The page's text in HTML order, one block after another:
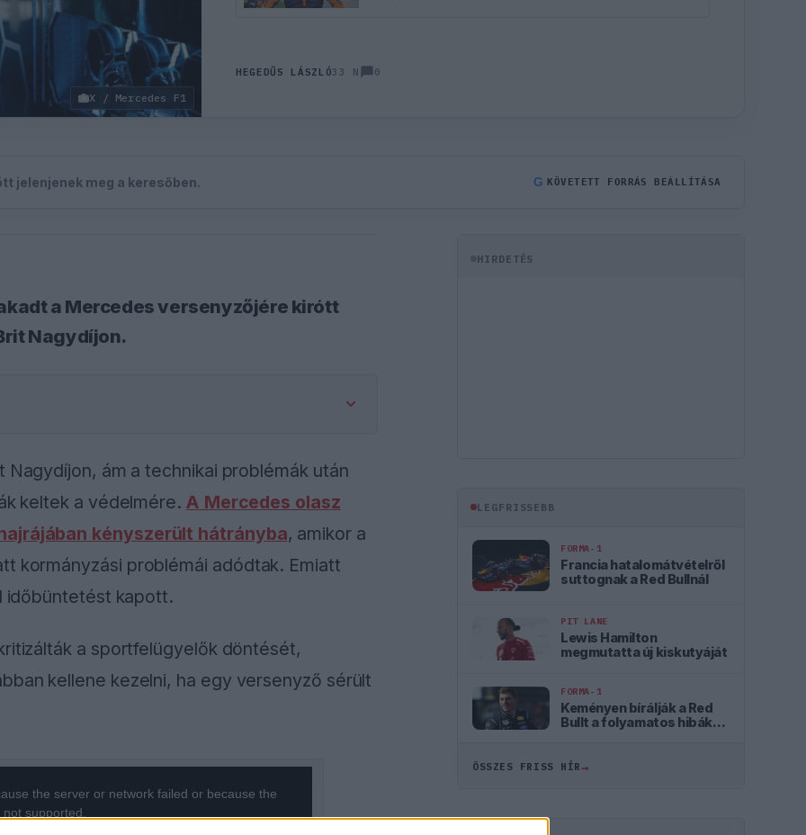
X / Mercedes F1
HEGEDŰS LÁSZLÓ33 N 0
jelenjenek meg a keresőben. G KÖVETETT FORRÁS BEÁLLÍTÁSA
a Mercedes versenyzőjére kirótt
Nagydíjon.
ám a technikai problémák után
keltek a védelmére. A Mercedes olasz
kényszerült hátrányba, amikor a
kormányzási problémái adódtak. Emiatt
időbüntetést kapott.
a sportfelügyelők döntését,
kellene kezelni, ha egy versenyző sérült
the server or network failed or because the
supported.
HIRDETÉS
LEGFRISSEBB
FORMA-1
Francia hatalomátvételről
suttognak a Red Bullnál
PIT LANE
Lewis Hamilton
megmutatta új kiskutyáját
FORMA-1
Keményen bírálják a Red
Bullt a folyamatos hibák
ÖSSZES FRISS HÍR→